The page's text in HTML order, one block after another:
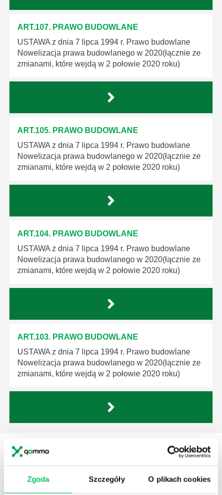
Zgoda Szczegóły O plikach cookies
ART.107. PRAWO BUDOWLANE
USTAWA z dnia 7 lipca 1994 r. Prawo budowlane
Nowelizacja prawa budowlanego w 2020(łącznie ze
zmianami, które wejdą w 2 połowie 2020 roku)
ART.105. PRAWO BUDOWLANE
USTAWA z dnia 7 lipca 1994 r. Prawo budowlane
Nowelizacja prawa budowlanego w 2020(łącznie ze
zmianami, które wejdą w 2 połowie 2020 roku)
ART.104. PRAWO BUDOWLANE
USTAWA z dnia 7 lipca 1994 r. Prawo budowlane
Nowelizacja prawa budowlanego w 2020(łącznie ze
zmianami, które wejdą w 2 połowie 2020 roku)
ART.103. PRAWO BUDOWLANE
USTAWA z dnia 7 lipca 1994 r. Prawo budowlane
Nowelizacja prawa budowlanego w 2020(łącznie ze
zmianami, które wejdą w 2 połowie 2020 roku)
STREFY WIEDZY